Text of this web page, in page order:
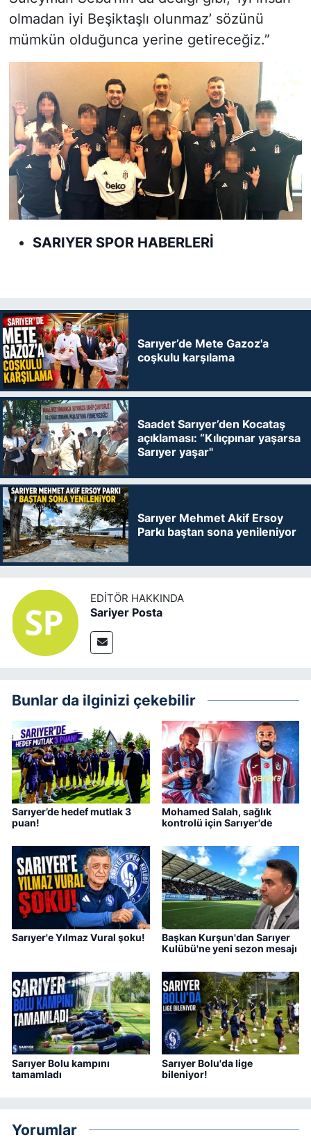
olmadan iyi Beşiktaşlı olunmaz’ sözünü
mümkün olduğunca yerine getireceğiz.”
SARIYER SPOR HABERLERİ
Sarıyer’de Mete Gazoz'a
coşkulu karşılama
Saadet Sarıyer’den Kocataş
açıklaması: “Kılıçpınar yaşarsa
Sarıyer yaşar"
Sarıyer Mehmet Akif Ersoy
Parkı baştan sona yenileniyor
EDITÖR HAKKINDA
Sariyer Posta
Bunlar da ilginizi çekebilir
Sarıyer’de hedef mutlak 3
puan!
Mohamed Salah, sağlık
kontrolü için Sarıyer'de
Sarıyer'e Yılmaz Vural şoku!
Başkan Kurşun'dan Sarıyer
Kulübü'ne yeni sezon mesajı
Sarıyer Bolu kampını
tamamladı
Sarıyer Bolu'da lige
bileniyor!
Yorumlar